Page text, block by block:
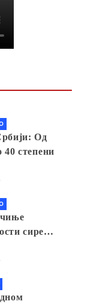
Од
40 степени
сирена